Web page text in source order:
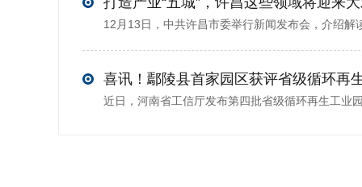
喜讯！鄢陵县首家园区获评省级循环再